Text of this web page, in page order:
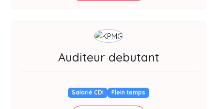
Auditeur debutant
Salarié CDI Plein temps